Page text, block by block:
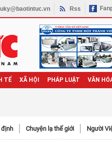
Rss
TẾ XÃ HỘI PHÁP LUẬT VĂN
định Chuyện lạ thế giới Người